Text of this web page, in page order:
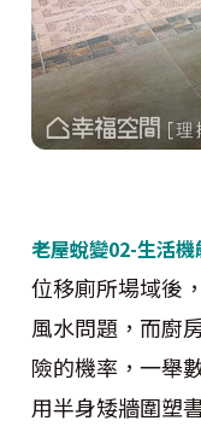
老屋蛻變02-生活機
位移廁所場域後
風水問題，而廚
險的機率，一舉
用半身矮牆圍塑